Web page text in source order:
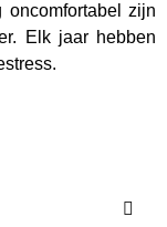
oncomfortabel zijn
Elk jaar hebben